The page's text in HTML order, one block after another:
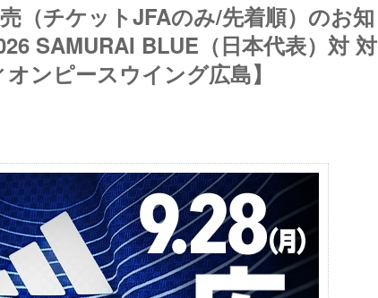
（チケットJFAのみ/先着順）のお知
SAMURAI BLUE（日本代表）対 対
ンピースウイング広島】